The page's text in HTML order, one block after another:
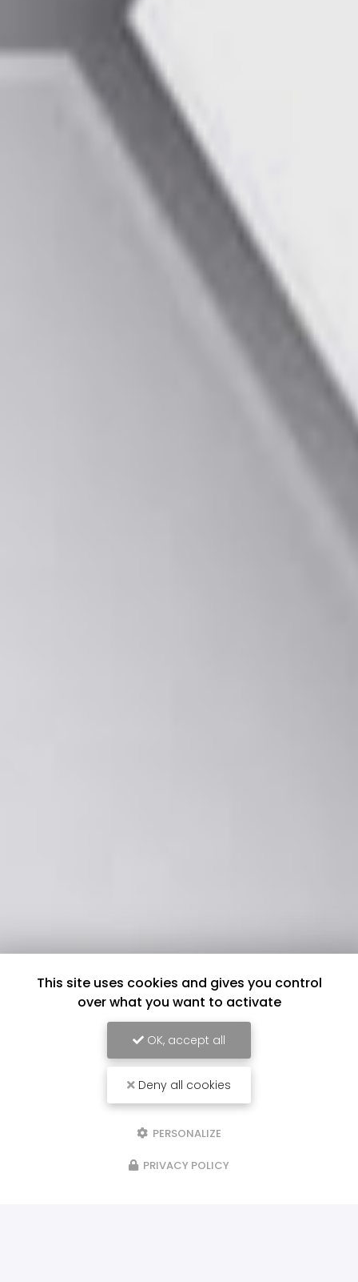
This site uses cookies and gives you control
over what you want to activate
OK, accept all
Deny all cookies
PERSONALIZE
PRIVACY POLICY